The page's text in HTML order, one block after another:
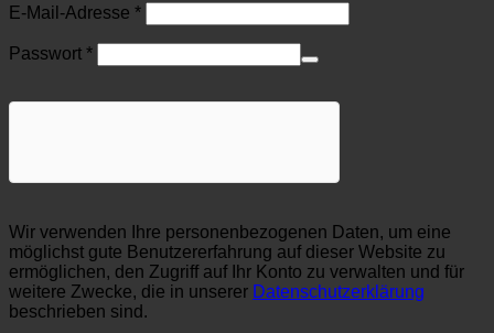
E-Mail-Adresse *Erforderlich
Passwort *Erforderlich
Wir verwenden Ihre personenbezogenen Daten, um eine
möglichst gute Benutzererfahrung auf dieser Website zu
ermöglichen, den Zugriff auf Ihr Konto zu verwalten und für
weitere Zwecke, die in unserer Datenschutzerklärung
beschrieben sind.